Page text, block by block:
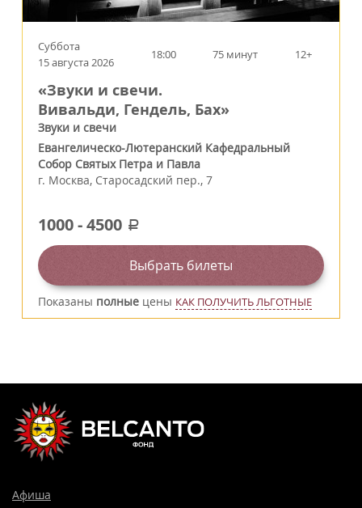
Суббота
15 августа 2026
18:00 75 минут 12+
«Звуки и свечи.
Вивальди, Гендель, Бах»
Звуки и свечи
Евангелическо-Лютеранский Кафедральный
Собор Святых Петра и Павла
г. Москва, Старосадский пер., 7
1000-4500 a
Выбрать билеты
Показаны полные цены КАК ПОЛУЧИТЬ ЛЬГОТНЫЕ
Афиша